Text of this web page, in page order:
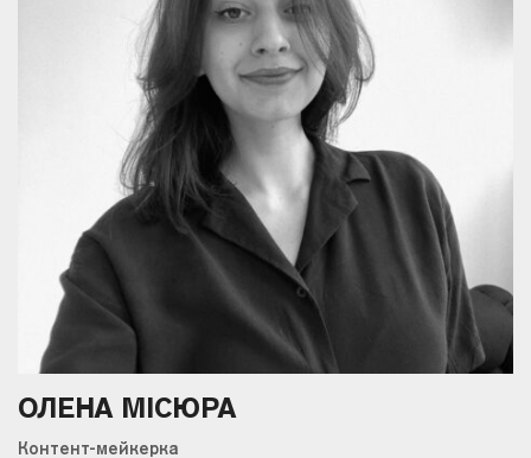
ОЛЕНА МІСЮРА
Контент-мейкерка